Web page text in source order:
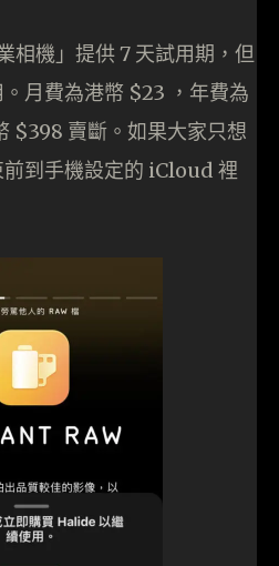
相機」提供 7 天試用期，但
月費為港幣 $23 ，年費為
$398 賣斷。如果大家只想
到手機設定的 iCloud 裡